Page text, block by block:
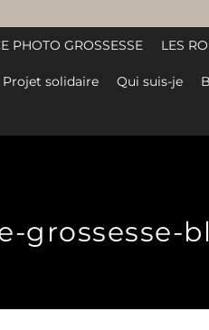
PHOTO GROSSESSE LES
Projet solidaire Qui suis-je
grossesse-